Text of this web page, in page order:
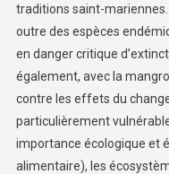
traditions saint-
outre des espèces
en danger critique
également, avec la
contre les effets du
particulièrement
importance écologique et
alimentaire), les